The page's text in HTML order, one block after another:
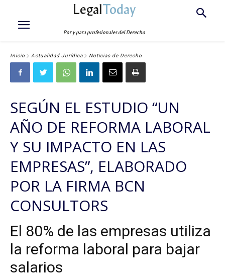
LegalToday
Por y para profesionales del Derecho
Inicio Actualidad Jurídica Noticias de Derecho
SEGÚN EL ESTUDIO “UN
AÑO DE REFORMA LABORAL
Y SU IMPACTO EN LAS
EMPRESAS”, ELABORADO
POR LA FIRMA BCN
CONSULTORS
El 80% de las empresas utiliza
la reforma laboral para bajar
salarios